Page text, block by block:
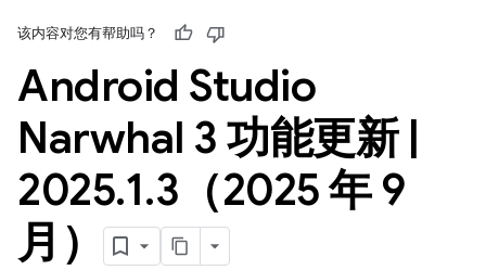
该内容对您有帮助吗？
Android Studio
Narwhal 3 功能更新 |
2025.1.3（2025 年 9
月）